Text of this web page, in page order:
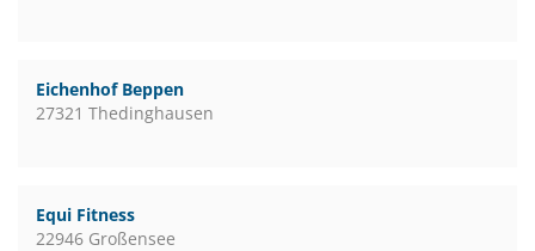
Eichenhof Beppen
27321 Thedinghausen
Equi Fitness
22946 Großensee